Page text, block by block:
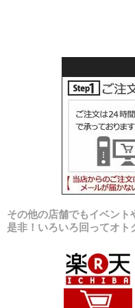
その他の店舗でもイベン
是非！いろいろ回ってオ